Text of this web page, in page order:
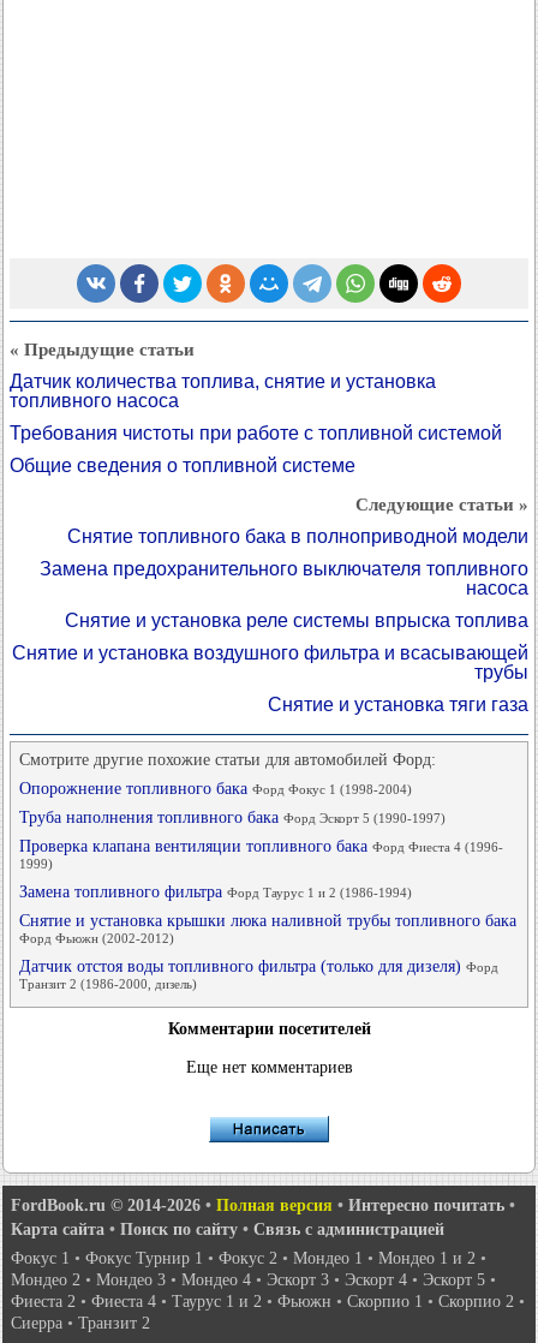
« Предыдущие статьи
Датчик количества топлива, снятие и установка
топливного насоса
Требования чистоты при работе с топливной системой
Общие сведения о топливной системе
Следующие статьи »
Снятие топливного бака в полноприводной модели
Замена предохранительного выключателя топливного
насоса
Снятие и установка реле системы впрыска топлива
Снятие и установка воздушного фильтра и всасывающей
трубы
Снятие и установка тяги газа
Смотрите другие похожие статьи для автомобилей Форд:
Опорожнение топливного бака Форд Фокус 1 (1998-2004)
Труба наполнения топливного бака Форд Эскорт 5 (1990-1997)
Проверка клапана вентиляции топливного бака Форд Фиеста 4 (1996-
1999)
Замена топливного фильтра Форд Таурус 1 и 2 (1986-1994)
Снятие и установка крышки люка наливной трубы топливного бака
Форд Фьюжн (2002-2012)
Датчик отстоя воды топливного фильтра (только для дизеля) Форд
Транзит 2 (1986-2000, дизель)
Комментарии посетителей
Еще нет комментариев
FordBook.ru © 2014-2026 • Полная версия • Интересно почитать •
Карта сайта • Поиск по сайту • Связь с администрацией
Фокус 1 • Фокус Турнир 1 • Фокус 2 • Мондео 1 • Мондео 1 и 2 •
Мондео 2 • Мондео 3 • Мондео 4 • Эскорт 3 • Эскорт 4 • Эскорт 5 •
Фиеста 2 • Фиеста 4 • Таурус 1 и 2 • Фьюжн • Скорпио 1 • Скорпио 2 •
Сиерра • Транзит 2